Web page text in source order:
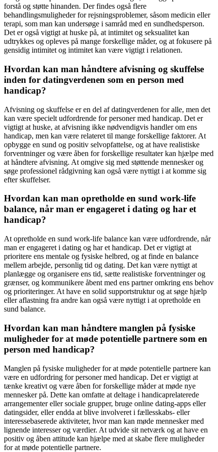
forstå og støtte hinanden. Der findes også flere
behandlingsmuligheder for rejsningsproblemer, såsom medicin eller
terapi, som man kan undersøge i samråd med en sundhedsperson.
Det er også vigtigt at huske på, at intimitet og seksualitet kan
udtrykkes og opleves på mange forskellige måder, og at fokusere på
gensidig intimitet og intimitet kan være vigtigt i relationen.
Hvordan kan man håndtere afvisning og skuffelse
inden for datingverdenen som en person med
handicap?
Afvisning og skuffelse er en del af datingverdenen for alle, men det
kan være specielt udfordrende for personer med handicap. Det er
vigtigt at huske, at afvisning ikke nødvendigvis handler om ens
handicap, men kan være relateret til mange forskellige faktorer. At
opbygge en sund og positiv selvopfattelse, og at have realistiske
forventninger og være åben for forskellige resultater kan hjælpe med
at håndtere afvisning. At omgive sig med støttende mennesker og
søge professionel rådgivning kan også være nyttigt i at komme sig
efter skuffelser.
Hvordan kan man opretholde en sund work-life
balance, når man er engageret i dating og har et
handicap?
At opretholde en sund work-life balance kan være udfordrende, når
man er engageret i dating og har et handicap. Det er vigtigt at
prioritere ens mentale og fysiske helbred, og at finde en balance
mellem arbejde, personlig tid og dating. Det kan være nyttigt at
planlægge og organisere ens tid, sætte realistiske forventninger og
grænser, og kommunikere åbent med ens partner omkring ens behov
og prioriteringer. At have en solid supportstruktur og at søge hjælp
eller aflastning fra andre kan også være nyttigt i at opretholde en
sund balance.
Hvordan kan man håndtere manglen på fysiske
muligheder for at møde potentielle partnere som en
person med handicap?
Manglen på fysiske muligheder for at møde potentielle partnere kan
være en udfordring for personer med handicap. Det er vigtigt at
tænke kreativt og være åben for forskellige måder at møde nye
mennesker på. Dette kan omfatte at deltage i handicaprelaterede
arrangementer eller sociale grupper, bruge online dating-apps eller
datingsider, eller endda at blive involveret i fællesskabs- eller
interessebaserede aktiviteter, hvor man kan møde mennesker med
lignende interesser og værdier. At udvide sit netværk og at have en
positiv og åben attitude kan hjælpe med at skabe flere muligheder
for at møde potentielle partnere.